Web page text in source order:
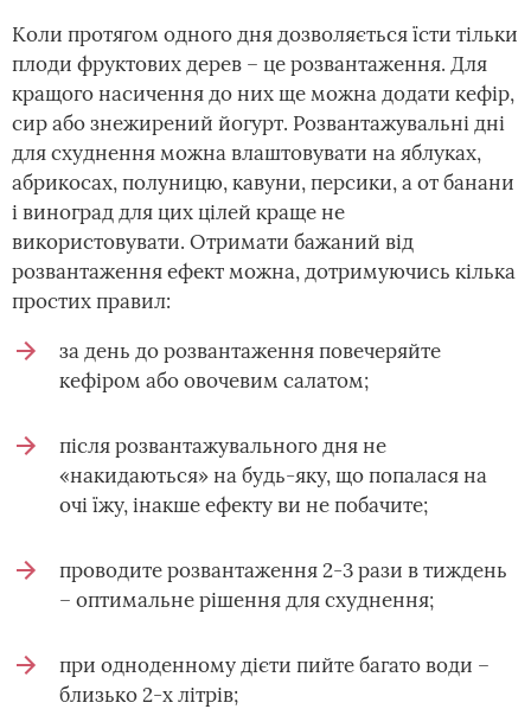
Коли протягом одного дня дозволяється їсти тільки
плоди фруктових дерев – це розвантаження. Для
кращого насичення до них ще можна додати кефір,
сир або знежирений йогурт. Розвантажувальні дні
для схуднення можна влаштовувати на яблуках,
абрикосах, полуницю, кавуни, персики, а от банани
і виноград для цих цілей краще не
використовувати. Отримати бажаний від
розвантаження ефект можна, дотримуючись кілька
простих правил:
за день до розвантаження повечеряйте
кефіром або овочевим салатом;
після розвантажувального дня не
«накидаються» на будь-яку, що попалася на
очі їжу, інакше ефекту ви не побачите;
проводите розвантаження 2-3 рази в тиждень
– оптимальне рішення для схуднення;
при одноденному дієти пийте багато води –
близько 2-х літрів;